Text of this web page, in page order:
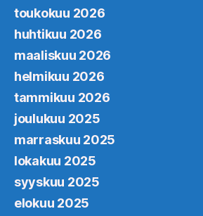
toukokuu 2026
huhtikuu 2026
maaliskuu 2026
helmikuu 2026
tammikuu 2026
joulukuu 2025
marraskuu 2025
lokakuu 2025
syyskuu 2025
elokuu 2025